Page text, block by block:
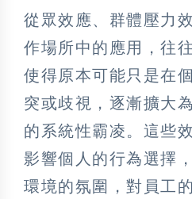
從眾效應、群體壓力
作場所中的應用，往
使得原本可能只是在
突或歧視，逐漸擴大
的系統性霸凌。這些
影響個人的行為選擇
環境的氛圍，對員工